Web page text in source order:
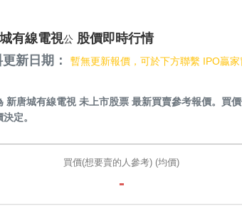
有線電視公 股價即時行情
更新日期：暫無更新報價，可於下方聯繫 IPO贏
新唐城有線電視 未上市股票 最新買賣參考報價。買
定。
買價(想要賣的人參考) (均價)
-